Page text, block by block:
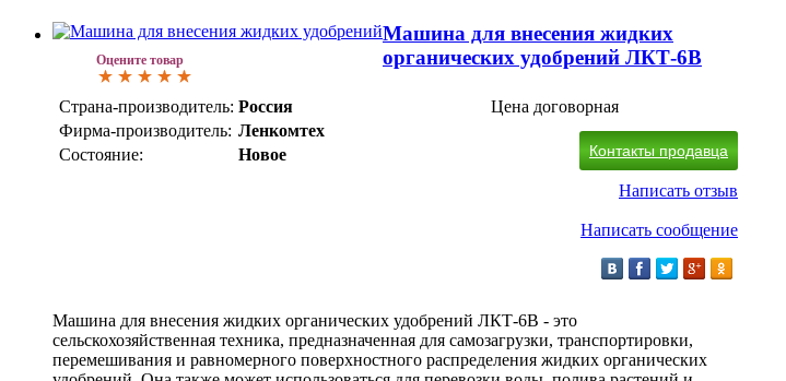
Оцените товар
Машина для внесения жидких
органических удобрений ЛКТ-6В
Страна-производитель: Россия
Фирма-производитель: Ленкомтех
Состояние:
Новое
Цена договорная
Контакты продавца
Написать отзыв
Написать сообщение
Машина для внесения жидких органических удобрений ЛКТ-6В - это
сельскохозяйственная техника, предназначенная для самозагрузки, транспортировки,
перемешивания и равномерного поверхностного распределения жидких органических